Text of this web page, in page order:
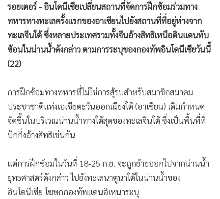
• เศรษฐกิจ-ธุรกิจ
• จีน
• ชุมชน-คุณภาพชีวิต
• อาชญากรรม
• Motoring
เกม
วิทยาศาสตร์
• SMEs
• หุ้น
• กองทุนรวม
• Celeb Online
• Factcheck
รอยเตอร์ - อินโดนีเซียเปลี่ยนสถานที่จัดการฝึกซ้อมร่วมทาง
ทหารทางทะเลครั้งแรกของอาเซียนไปยังสถานที่ที่อยู่ห่างจาก
ทะเลจีนใต้ ซึ่งหลายประเทศรวมทั้งจีนอ้างสิทธิเหนือดินแดนทับ
ซ้อนในน่านน้ำดังกล่าว ตามการระบุของกองทัพอินโดนีเซียวันนี้
(22)
การฝึกซ้อมทางทหารที่ไม่ใช่การสู้รบสำหรับสมาชิกสมาคม
ประชาชาติแห่งเอเชียตะวันออกเฉียงใต้ (อาเซียน) เดิมกำหนด
จัดขึ้นในบริเวณน่านน้ำทางใต้สุดของทะเลจีนใต้ ซึ่งเป็นพื้นที่ที่
ปักกิ่งอ้างสิทธิเช่นกัน
แต่การฝึกซ้อมในวันที่ 18-25 ก.ย. จะถูกย้ายออกไปจากน่านน้ำ
ยุทธศาสตร์ดังกล่าว ไปยังทะเลนาตูนาใต้ในน่านน้ำของ
อินโดนีเซีย โฆษกกองทัพแดนอิเหนาระบุ